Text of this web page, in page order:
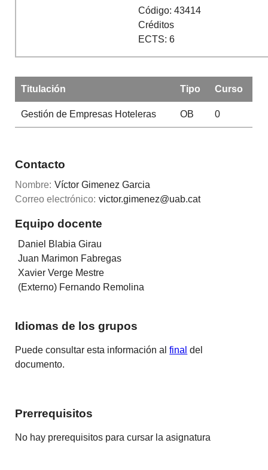
Código: 43414
Créditos
ECTS: 6
Titulación Tipo Curso
Gestión de Empresas Hoteleras OB 0
Contacto
Nombre: Víctor Gimenez Garcia
Correo electrónico: victor.gimenez@uab.cat
Equipo docente
Daniel Blabia Girau
Juan Marimon Fabregas
Xavier Verge Mestre
(Externo) Fernando Remolina
Idiomas de los grupos
Puede consultar esta información alfinal del
documento.
Prerrequisitos
No hay prerequisitos para cursar la asignatura